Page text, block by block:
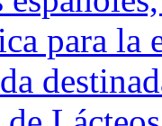
para la